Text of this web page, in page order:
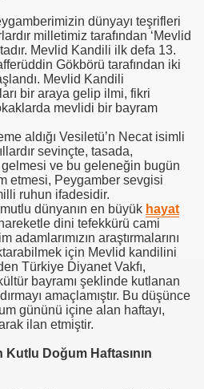
dünyayı teşrifleri
milletimiz tarafından ‘Mevlid
Mevlid Kandili ilk defa 13.
Gökbörü tarafından iki
Mevlid Kandili
bir araya gelip ilmi, fikri
mevlidi bir bayram
aldığı Vesiletü’n Necat isimli
sevinçte, tasada,
ve bu geleneğin bugün
etmesi, Peygamber sevgisi
ruhun ifadesidir.
dünyanın en büyük hayat
dini tefekkürü cami
adamlarımızın araştırmalarını
için Mevlid kandilini
Türkiye Diyanet Vakfı,
bayramı şeklinde kutlanan
amaçlamıştır. Bu düşünce
gününü içine alan haftayı,
ilan etmiştir.
Doğum Haftasının